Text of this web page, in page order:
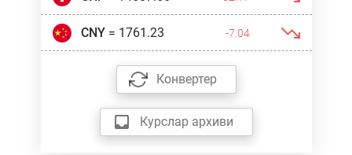
CNY= 1761.23 -7.04
Конвертер
Курслар архиви